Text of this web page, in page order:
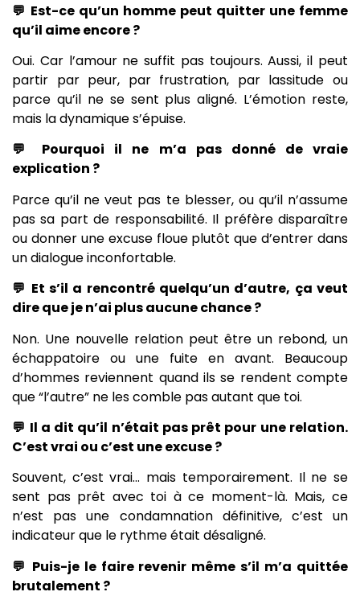
💬 Est-ce qu’un homme peut quitter une femme
qu’il aime encore ?
Oui. Car l’amour ne suffit pas toujours. Aussi, il peut
partir par peur, par frustration, par lassitude ou
parce qu’il ne se sent plus aligné. L’émotion reste,
mais la dynamique s’épuise.
💬 Pourquoi il ne m’a pas donné de vraie
explication ?
Parce qu’il ne veut pas te blesser, ou qu’il n’assume
pas sa part de responsabilité. Il préfère disparaître
ou donner une excuse floue plutôt que d’entrer dans
un dialogue inconfortable.
💬 Et s’il a rencontré quelqu’un d’autre, ça veut
dire que je n’ai plus aucune chance ?
Non. Une nouvelle relation peut être un rebond, un
échappatoire ou une fuite en avant. Beaucoup
d’hommes reviennent quand ils se rendent compte
que “l’autre” ne les comble pas autant que toi.
💬 Il a dit qu’il n’était pas prêt pour une relation.
C’est vrai ou c’est une excuse ?
Souvent, c’est vrai… mais temporairement. Il ne se
sent pas prêt avec toi à ce moment-là. Mais, ce
n’est pas une condamnation définitive, c’est un
indicateur que le rythme était désaligné.
💬 Puis-je le faire revenir même s’il m’a quittée
brutalement ?